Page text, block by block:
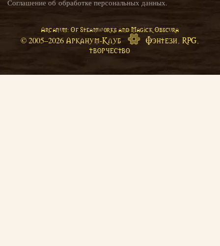
Соглашение об обработке персональных данных.
Arcanum: Of Steamworks and Magick Obscura
© 2005–2026 Арканум-Клуб
Фэнтези, RPG,
творчество